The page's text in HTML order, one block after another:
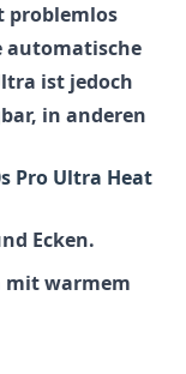
problemlos
automatische
ist jedoch
in anderen
Pro Ultra Heat
Ecken.
mit warmem